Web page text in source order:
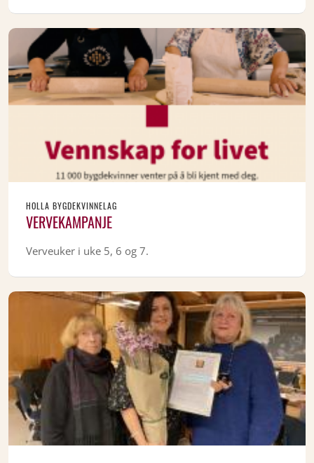
HOLLA BYGDEKVINNELAG
VERVEKAMPANJE
Verveuker i uke 5, 6 og 7.